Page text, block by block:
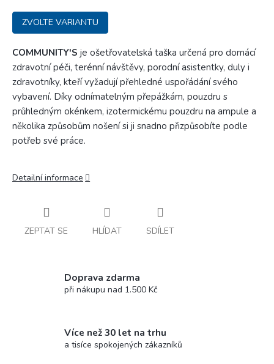
Měrná
cena:
ZVOLTE VARIANTU
COMMUNITY'S je ošetřovatelská taška určená pro domácí
zdravotní péči, terénní návštěvy, porodní asistentky, duly i
zdravotníky, kteří vyžadují přehledné uspořádání svého
vybavení. Díky odnímatelným přepážkám, pouzdru s
průhledným okénkem, izotermickému pouzdru na ampule a
několika způsobům nošení si ji snadno přizpůsobíte podle
potřeb své práce.
Detailní informace
ZEPTAT SE HLÍDAT SDÍLET
Doprava zdarma
při nákupu nad 1.500 Kč
Více než 30 let na trhu
a tisíce spokojených zákazníků